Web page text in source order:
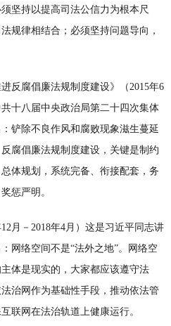
坚持以提高司法公信力为根本尺
规律相结合；必须坚持问题导向，
腐倡廉法规制度建设》（2015年6
十八届中央政治局第二十四次集体
铲除不良作风和腐败现象滋生蔓延
腐倡廉法规制度建设，关键是制约
体规划，系统完备、衔接配套，务
惩严明。
－2018年4月）这是习近平同志讲
网络空间不是“法外之地”。网络空
体是现实的，大家都应该遵守法
治网作为基础性手段，推动依法管
联网在法治轨道上健康运行。